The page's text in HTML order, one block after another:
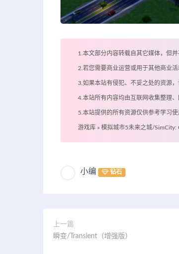
1.本文部分内容转载自其它媒体，但
2.若您需要商业运营或用于其他商业
3.如果本站有侵犯、不妥之处的资源
4.本站所有内容均由互联网收集整理
5.本站提供的所有资源仅供参考学习
游戏库 » 模拟城市5未来之城/SimCity:
小编 钻石
上一篇
瞬变/Transient（增强版）